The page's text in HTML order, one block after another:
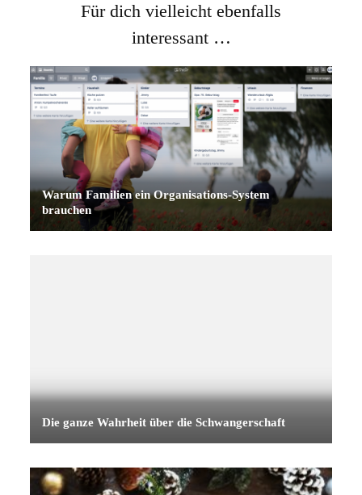
Für dich vielleicht ebenfalls
interessant …
Warum Familien ein Organisations-System
brauchen
Die ganze Wahrheit über die Schwangerschaft